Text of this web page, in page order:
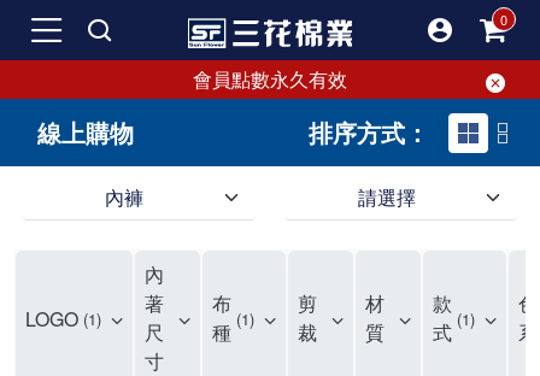
會員點數永久有效
線上購物 排序方式：
內褲 請選擇
LOGO 1
內
著
尺
寸
布
種 1
剪
裁
材
質
款
式 1
色
系